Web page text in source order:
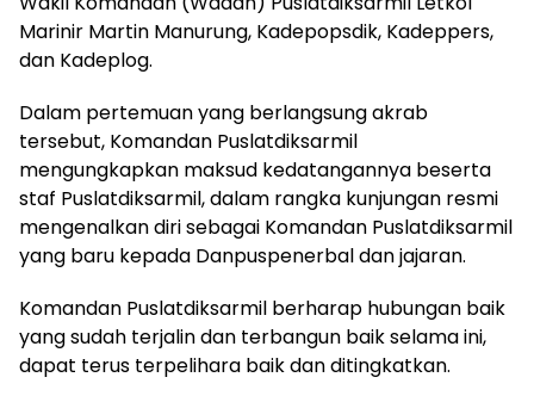
Marinir Martin Manurung, Kadepopsdik, Kadeppers,
dan Kadeplog.
Dalam pertemuan yang berlangsung akrab
tersebut, Komandan Puslatdiksarmil
mengungkapkan maksud kedatangannya beserta
staf Puslatdiksarmil, dalam rangka kunjungan resmi
mengenalkan diri sebagai Komandan Puslatdiksarmil
yang baru kepada Danpuspenerbal dan jajaran.
Komandan Puslatdiksarmil berharap hubungan baik
yang sudah terjalin dan terbangun baik selama ini,
dapat terus terpelihara baik dan ditingkatkan.